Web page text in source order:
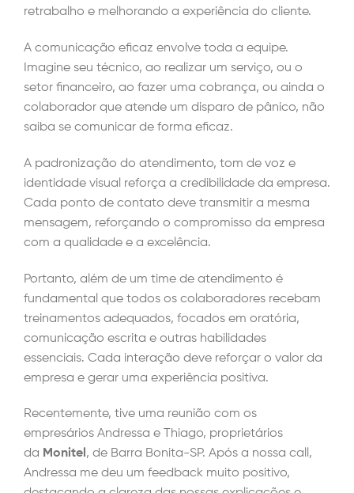
retrabalho e melhorando a experiência do cliente.
A comunicação eficaz envolve toda a equipe.
Imagine seu técnico, ao realizar um serviço, ou o
setor financeiro, ao fazer uma cobrança, ou ainda o
colaborador que atende um disparo de pânico, não
saiba se comunicar de forma eficaz.
A padronização do atendimento, tom de voz e
identidade visual reforça a credibilidade da empresa.
Cada ponto de contato deve transmitir a mesma
mensagem, reforçando o compromisso da empresa
com a qualidade e a excelência.
Portanto, além de um time de atendimento é
fundamental que todos os colaboradores recebam
treinamentos adequados, focados em oratória,
comunicação escrita e outras habilidades
essenciais. Cada interação deve reforçar o valor da
empresa e gerar uma experiência positiva.
Recentemente, tive uma reunião com os
empresários Andressa e Thiago, proprietários
da Monitel, de Barra Bonita-SP. Após a nossa call,
Andressa me deu um feedback muito positivo,